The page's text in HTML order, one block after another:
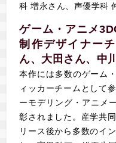
科 増永さん、声優学科
ゲーム・アニメ
制作デザイナー
ん、大田さん、中
本作には多数のゲーム
ィッカーチームとして
ーモデリング・アニメ
彰されました。産学共
リース後から多数のイ